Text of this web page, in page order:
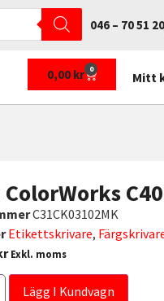
046 – 70 51 20
0,00 kr 0
Mitt
ColorWorks
C31CK03102MK
Etikettskrivare,
Exkl. moms
Lägg I Kundvagn